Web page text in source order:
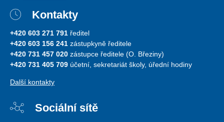
Kontakty
+420 603 271 791 ředitel
+420 603 156 241 zástupkyně ředitele
+420 731 457 020 zástupce ředitele (O. Březiny)
+420 731 405 709 účetní, sekretariát školy, úřední hodiny
Další kontakty
Sociální sítě